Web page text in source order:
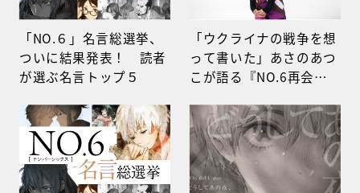
「NO.６」名言総選挙、
ついに結果発表！ 読者
が選ぶ名言トップ５
「ウクライナの戦争を想
って書いた」あさのあつ
こが語る『NO.6再会＃
れるネズミの過去と、予
測不能な紫苑の未来